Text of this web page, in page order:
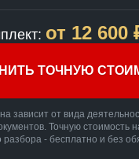
от 12 600
ТОЧНУЮ
зависит от вида
Точную стоимость
разбора - бесплатно и без